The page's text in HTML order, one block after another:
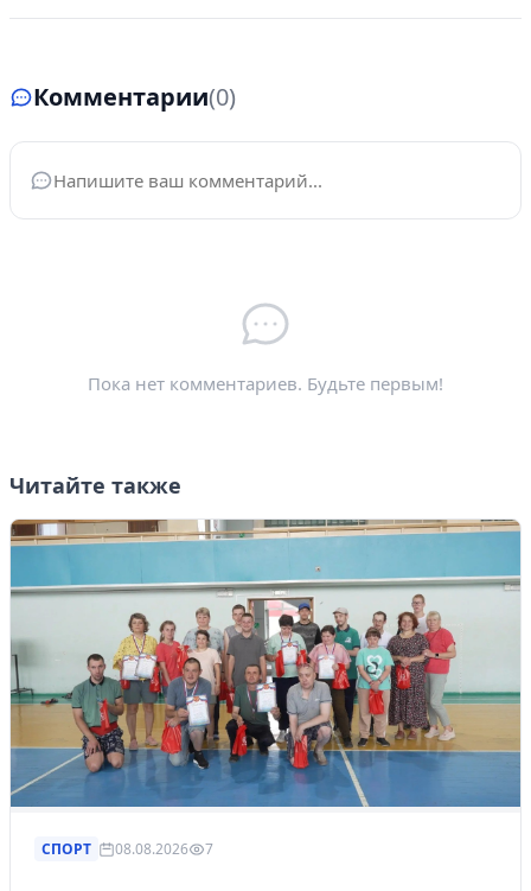
Комментарии(0)
Ваше имя*
Пока нет комментариев. Будьте первым!
Читайте также
СПОРТ 08.08.2026 7